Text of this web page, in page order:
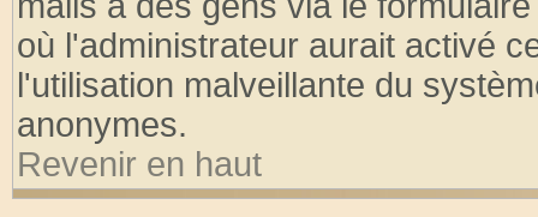
où l'administrateur aurait activé
l'utilisation malveillante du
anonymes.
Revenir en haut